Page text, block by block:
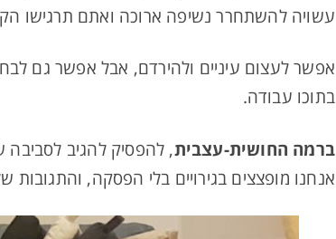
עשויה להשתחרר נשיפה ארוכה ואתם תרגישו
אפשר לעצום עיניים ולהירדם, אבל אפשר גם
בתוכו עבודה.
ברמה החושית-עצבית, להפסיק להגיב לסביבה
אנחנו מופצצים בגירויים בלי הפסקה, והתגובות